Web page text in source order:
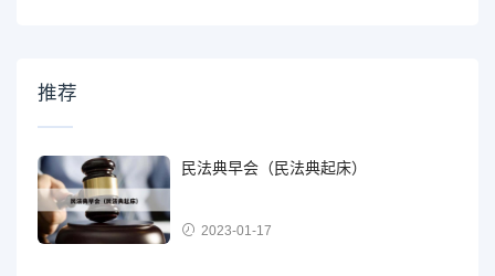
推荐
民法典早会（民法典起床）
2023-01-17